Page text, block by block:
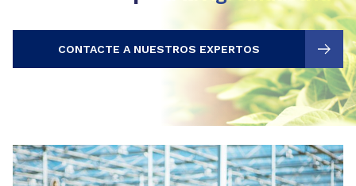
CONTACTE A NUESTROS EXPERTOS